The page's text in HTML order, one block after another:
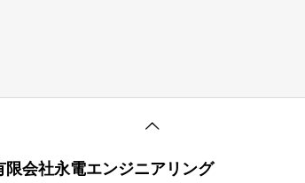
限会社永電エンジニアリング